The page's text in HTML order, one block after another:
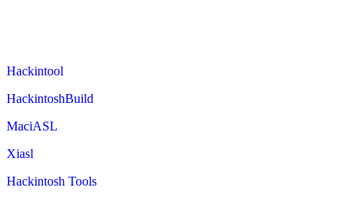
Hackintool
HackintoshBuild
MaciASL
Xiasl
Hackintosh Tools